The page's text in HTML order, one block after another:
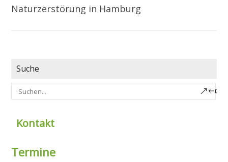
Naturzerstörung in Hamburg
Suche
Kontakt
Termine